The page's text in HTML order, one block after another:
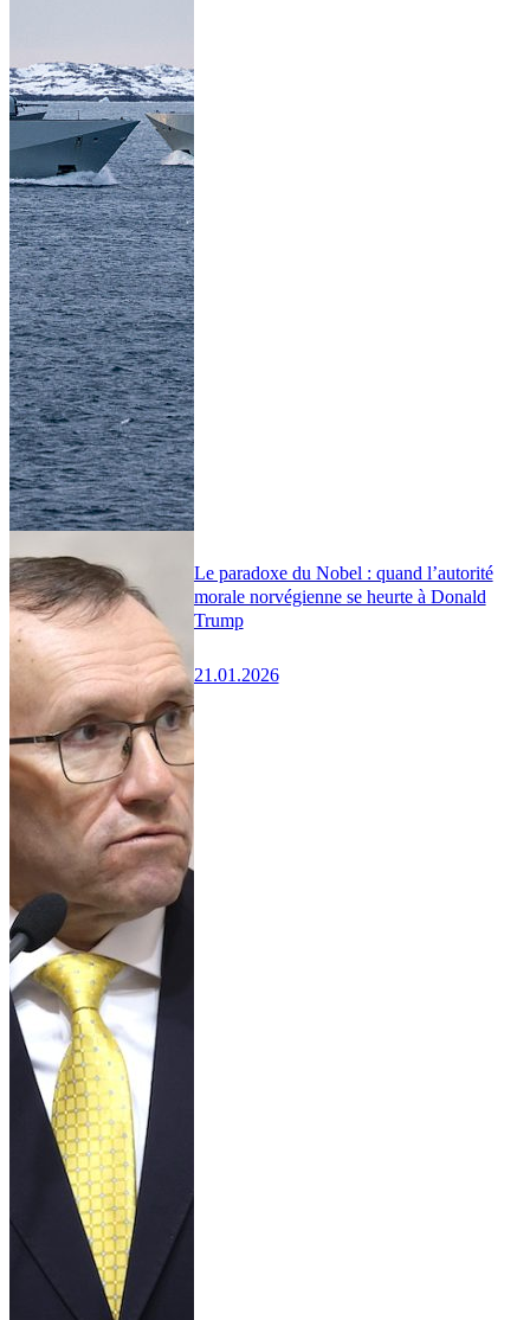
Le paradoxe du Nobel : quand l’autorité
morale norvégienne se heurte à Donald
Trump
21.01.2026